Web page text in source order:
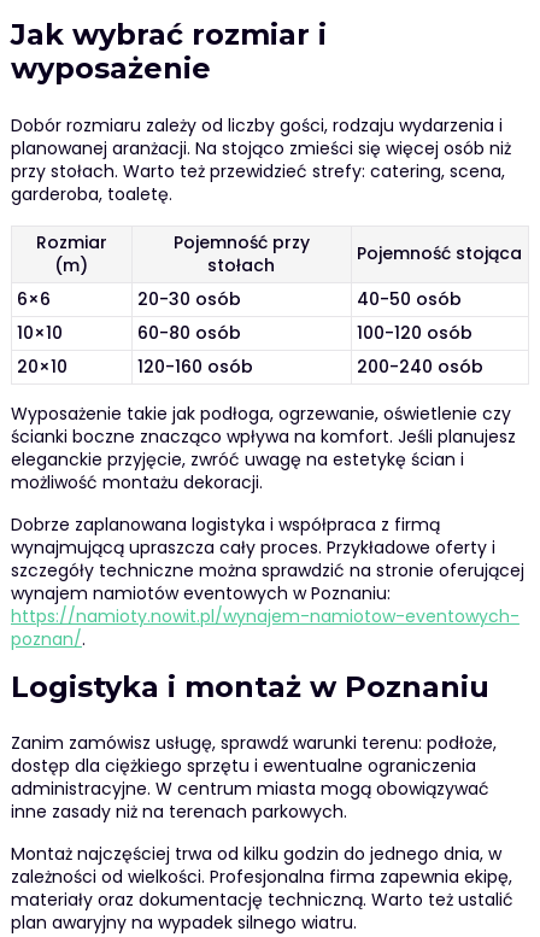
Jak wybrać rozmiar i
wyposażenie
Dobór rozmiaru zależy od liczby gości, rodzaju wydarzenia i
planowanej aranżacji. Na stojąco zmieści się więcej osób niż
przy stołach. Warto też przewidzieć strefy: catering, scena,
garderoba, toaletę.
Rozmiar
(m)
Pojemność przy
stołach
Pojemność stojąca
6×6
20-30 osób
40-50 osób
10×10
60-80 osób
100-120 osób
20×10
120-160 osób
200-240 osób
Wyposażenie takie jak podłoga, ogrzewanie, oświetlenie czy
ścianki boczne znacząco wpływa na komfort. Jeśli planujesz
eleganckie przyjęcie, zwróć uwagę na estetykę ścian i
możliwość montażu dekoracji.
Dobrze zaplanowana logistyka i współpraca z firmą
wynajmującą upraszcza cały proces. Przykładowe oferty i
szczegóły techniczne można sprawdzić na stronie oferującej
wynajem namiotów eventowych w Poznaniu:
https://namioty.nowit.pl/wynajem-namiotow-eventowych-
poznan/.
Logistyka i montaż w Poznaniu
Zanim zamówisz usługę, sprawdź warunki terenu: podłoże,
dostęp dla ciężkiego sprzętu i ewentualne ograniczenia
administracyjne. W centrum miasta mogą obowiązywać
inne zasady niż na terenach parkowych.
Montaż najczęściej trwa od kilku godzin do jednego dnia, w
zależności od wielkości. Profesjonalna firma zapewnia ekipę,
materiały oraz dokumentację techniczną. Warto też ustalić
plan awaryjny na wypadek silnego wiatru.